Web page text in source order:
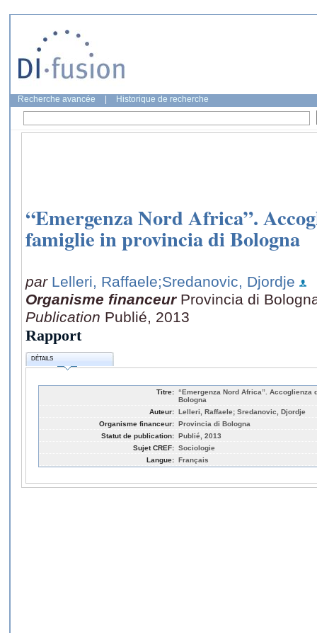
Recherche avancée Historique de recherche
“Emergenza Nord Africa”.
famiglie in provincia di Bologna
par Lelleri, Raffaele;Sredanovic, Djordje
Organisme financeur Provincia di
Publication Publié, 2013
Rapport
DÉTAILS
Titre: “Emergenza Nord Africa”.
Bologna
Auteur: Lelleri, Raffaele; Sredanovic, Djordje
Organisme financeur: Provincia di Bologna
Statut de publication: Publié, 2013
Sujet CREF: Sociologie
Langue: Français